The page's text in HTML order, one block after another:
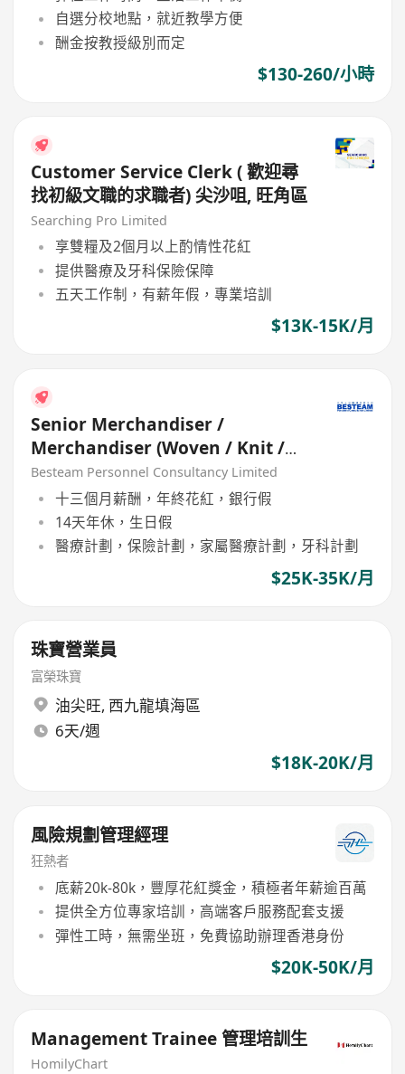
自選分校地點，就近教學方便
酬金按教授級別而定
$130-260/小時
Customer Service Clerk ( 歡迎尋
找初級文職的求職者) 尖沙咀, 旺角區
Searching Pro Limited
享雙糧及2個月以上酌情性花紅
提供醫療及牙科保險保障
五天工作制，有薪年假，專業培訓
$13K-15K/月
Senior Merchandiser /
Merchandiser (Woven / Knit /
Sweater) - 5 days
Besteam Personnel Consultancy Limited
十三個月薪酬，年終花紅，銀行假
14天年休，生日假
醫療計劃，保險計劃，家屬醫療計劃，牙科計劃
$25K-35K/月
珠寶營業員
富榮珠寶
油尖旺, 西九龍填海區
6天/週
$18K-20K/月
風險規劃管理經理
狂熱者
底薪20k-80k，豐厚花紅獎金，積極者年薪逾百萬
提供全方位專家培訓，高端客戶服務配套支援
彈性工時，無需坐班，免費協助辦理香港身份
$20K-50K/月
Management Trainee 管理培訓生
HomilyChart